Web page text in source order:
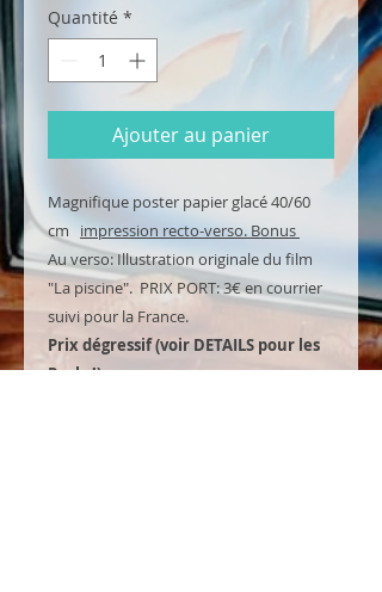
Quantité *
Ajouter au panier
Magnifique poster papier glacé 40/60
cm impression recto-verso. Bonus
Au verso: Illustration originale du film
"La piscine". PRIX PORT: 3€ en courrier
suivi pour la France.
Prix dégressif (voir DETAILS pour les
Packs!)